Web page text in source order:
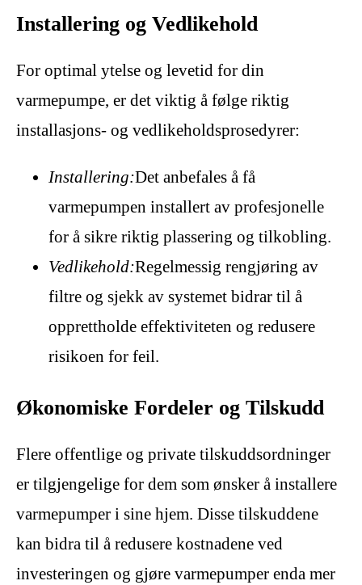
Installering og Vedlikehold
For optimal ytelse og levetid for din
varmepumpe, er det viktig å følge riktig
installasjons- og vedlikeholdsprosedyrer:
Installering:Det anbefales å få
varmepumpen installert av profesjonelle
for å sikre riktig plassering og tilkobling.
Vedlikehold:Regelmessig rengjøring av
filtre og sjekk av systemet bidrar til å
opprettholde effektiviteten og redusere
risikoen for feil.
Økonomiske Fordeler og Tilskudd
Flere offentlige og private tilskuddsordninger
er tilgjengelige for dem som ønsker å installere
varmepumper i sine hjem. Disse tilskuddene
kan bidra til å redusere kostnadene ved
investeringen og gjøre varmepumper enda mer